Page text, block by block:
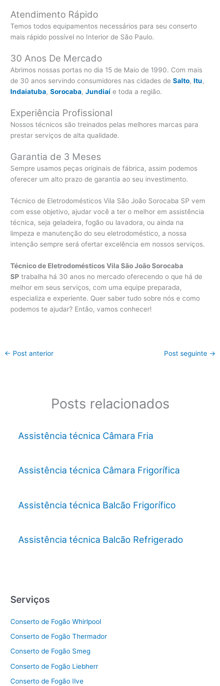
Atendimento Rápido
Temos todos equipamentos necessários para seu conserto
mais rápido possível no Interior de São Paulo.
30 Anos De Mercado
Abrimos nossas portas no dia 15 de Maio de 1990. Com mais
de 30 anos servindo consumidores nas cidades deSalto,Itu,
Indaiatuba,Sorocaba,Jundiaí e toda a região.
Experiência Profissional
Nossos técnicos são treinados pelas melhores marcas para
prestar serviços de alta qualidade.
Garantia de 3 Meses
Sempre usamos peças originais de fábrica, assim podemos
oferecer um alto prazo de garantia ao seu investimento.
Técnico de Eletrodomésticos Vila São João Sorocaba SP vem
com esse objetivo, ajudar você a ter o melhor em assistência
técnica, seja geladeira, fogão ou lavadora, ou ainda na
limpeza e manutenção do seu eletrodoméstico, a nossa
intenção sempre será ofertar excelência em nossos serviços.
Técnico de Eletrodomésticos Vila São João Sorocaba
SP trabalha há 30 anos no mercado oferecendo o que há de
melhor em seus serviços, com uma equipe preparada,
especializa e experiente. Quer saber tudo sobre nós e como
podemos te ajudar? Então, vamos conhecer!
← Post anterior Post seguinte →
Posts relacionados
Assistência técnica Câmara Fria
Assistência técnica Câmara Frigorífica
Assistência técnica Balcão Frigorífico
Assistência técnica Balcão Refrigerado
Serviços
Conserto de Fogão Whirlpool
Conserto de Fogão Thermador
Conserto de Fogão Smeg
Conserto de Fogão Liebherr
Conserto de Fogão Ilve